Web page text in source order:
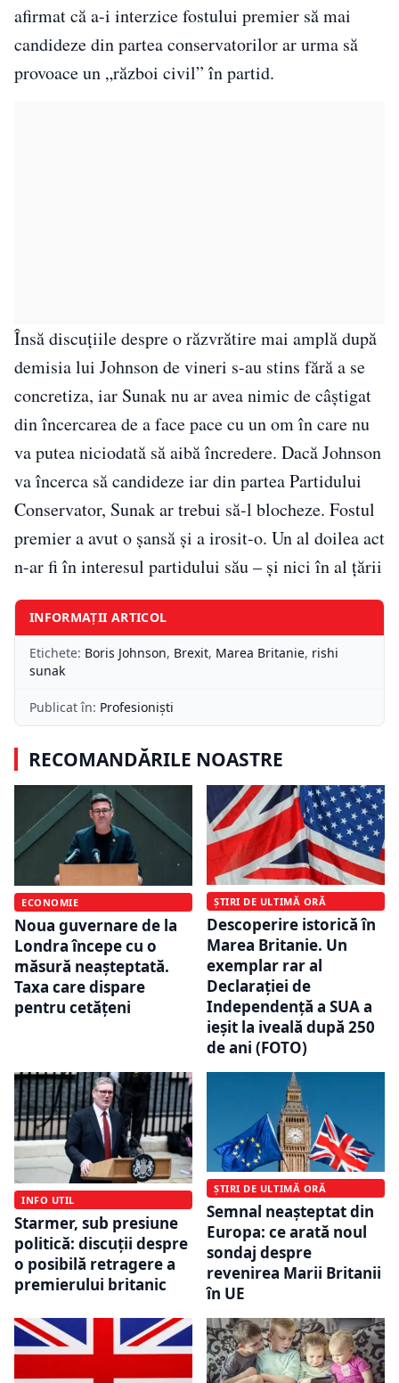
afirmat că a-i interzice fostului premier să mai
candideze din partea conservatorilor ar urma să
provoace un „război civil” în partid.
Însă discuțiile despre o răzvrătire mai amplă după
demisia lui Johnson de vineri s-au stins fără a se
concretiza, iar Sunak nu ar avea nimic de câștigat
din încercarea de a face pace cu un om în care nu
va putea niciodată să aibă încredere. Dacă Johnson
va încerca să candideze iar din partea Partidului
Conservator, Sunak ar trebui să-l blocheze. Fostul
premier a avut o șansă și a irosit-o. Un al doilea act
n-ar fi în interesul partidului său – și nici în al țării
INFORMAȚII ARTICOL
Etichete: Boris Johnson, Brexit, Marea Britanie, rishi
sunak
Publicat în: Profesioniști
RECOMANDĂRILE NOASTRE
ECONOMIE
Noua guvernare de la
Londra începe cu o
măsură neașteptată.
Taxa care dispare
pentru cetățeni
ȘTIRI DE ULTIMĂ ORĂ
Descoperire istorică în
Marea Britanie. Un
exemplar rar al
Declarației de
Independență a SUA a
ieșit la iveală după 250
de ani (FOTO)
INFO UTIL
Starmer, sub presiune
politică: discuții despre
o posibilă retragere a
premierului britanic
ȘTIRI DE ULTIMĂ ORĂ
Semnal neașteptat din
Europa: ce arată noul
sondaj despre
revenirea Marii Britanii
în UE